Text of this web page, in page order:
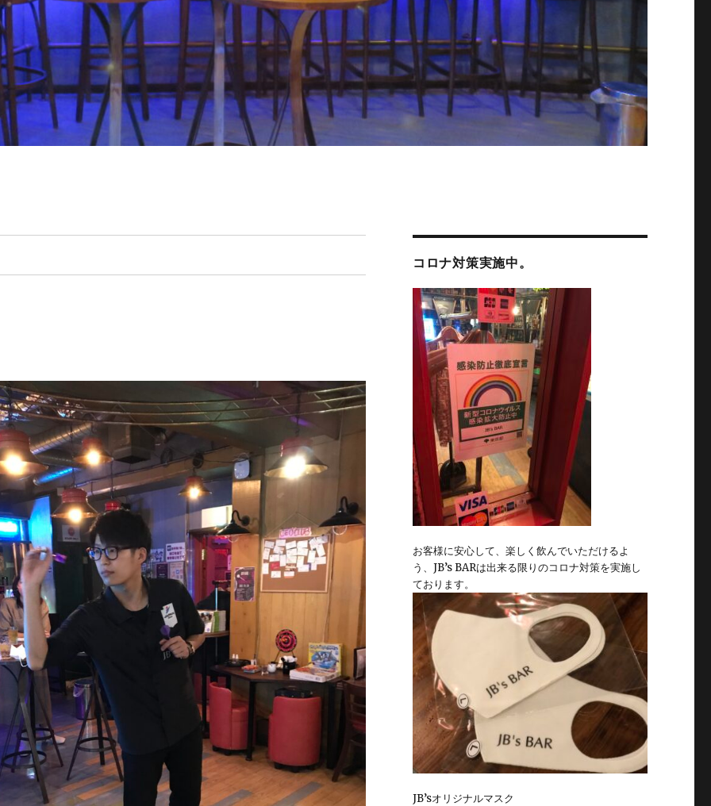
コロナ対策実施中。
お客様に安心して、楽しく飲んでいただけるよ
う、JB’s BARは出来る限りのコロナ対策を実施し
ております。
JB’sオリジナルマスク